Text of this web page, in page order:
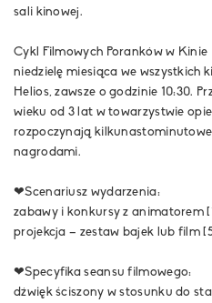
sali kinowej.
Cykl Filmowych Poranków w
niedzielę miesiąca we wszystkich
Helios, zawsze o godzinie 10:30.
wieku od 3 lat w towarzystwie
rozpoczynają
nagrodami.
❤Scenariusz wydarzenia:
zabawy i konkursy z animatorem
projekcja – zestaw bajek lub film
❤Specyfika seansu filmowego:
dźwięk ściszony w stosunku do